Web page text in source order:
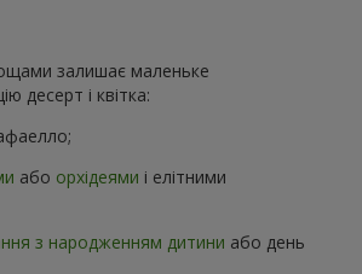
залишає маленьке
десерт і квітка:
або орхідеями і елітними
з народженням дитини або день